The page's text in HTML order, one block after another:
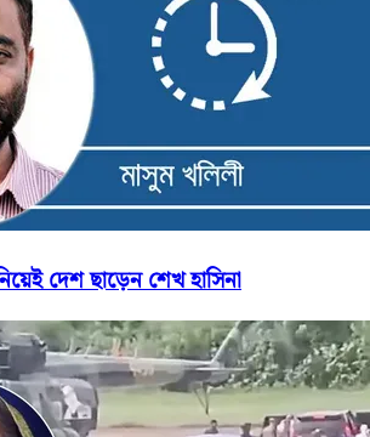
দেশ ছাড়েন শেখ হাসিনা